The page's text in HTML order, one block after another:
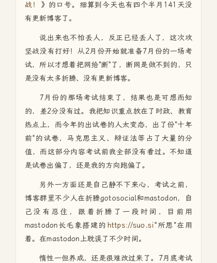
战！
》的口号。细算到今天也有四个半月141天没
有更新博客了。
说出来也不怕丢人，反正已经丢人了，这次攻
坚战没有打好！从2月份开始就准备7月份的一场考
试，所以才想着把网给"断"了，断网是做不到的，只
是没有太多折腾、没有更新博客。
7月份的那场考试结束了，结果也是可想而知
的，差2分没有过。我把知识重点放在了时政、教育
热点上，而今年的出试卷的人太变态，出了份"十年
前"的试卷，马克思主义、辩证法等占了大量的分
值，而这部分内容考试前我全部没有看过。不知道
是试卷出偏了，还是我的方向跑偏了。
另外一方面还是自己静不下来心，考试之前，
博客群里不少人在折腾gotosocial和mastodon，自
己没有忍住，跟着折腾了一段时间，目前用
mastodon长毛象搭建的 https://suo.si"所思"在用
着。在mastodon上耽误了不少时间。
惰性一但养成，还是很难改过来了。7月底考试